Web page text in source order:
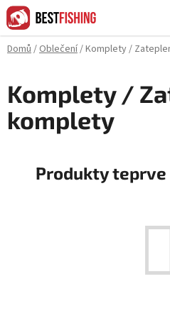
Přejít
na
obsah
Domů/Oblečení/Komplety /
Komplety /
komplety
Produkty